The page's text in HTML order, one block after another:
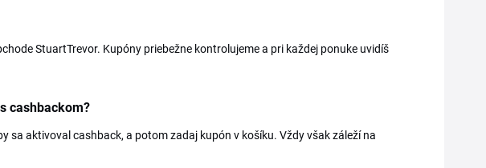
StuartTrevor. Kupóny priebežne kontrolujeme a pri každej ponuke uvidíš
cashbackom?
sa aktivoval cashback, a potom zadaj kupón v košíku. Vždy však záleží na